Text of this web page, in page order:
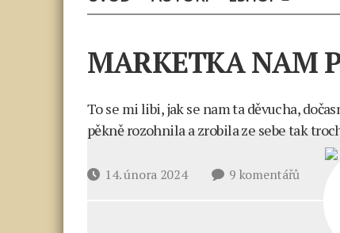
MARKETKA NAM
To se mi libi, jak se nam ta děvucha,
pěkně rozohnila a zrobila ze sebe tak
Datum14. února 2024 9 komentářů